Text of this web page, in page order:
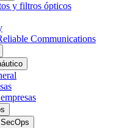
y filtros ópticos
Communications